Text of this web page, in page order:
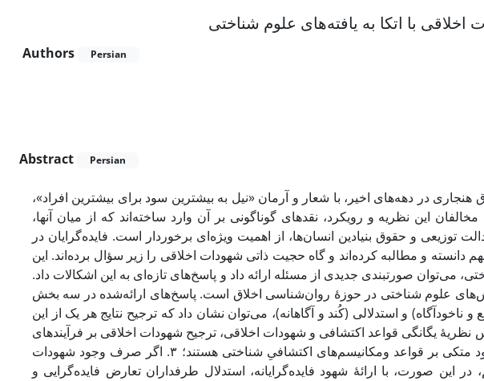
با اتکا به یافته‌های علوم شناختی
Authors Persian
Abstract
Persian
هنجاری در دهه‌های اخیر، با شعار و آرمان «نیل به بیشترین سود برای بیشترین افراد»،
این نظریه و رویکرد، نقدهای گوناگونی بر آن وارد ساخته‌اند که از میان آنها،
توزیعی و حقوق بنیادین انسان‌ها، از اهمیت ویژه‌ای برخوردار است. فایده‌گرایان در
دانسته و مطالبه کرده‌اند و گاه حجیت ذاتی شهودات اخلاقی را زیر سؤال برده‌اند. این
می‌توان صورتبندی جدیدی از مسئله ارائه داد و پاسخ‌های تازه‌ای به این اشکالات داد.
علوم‌ شناختی در حوزۀ روان‌شناسی اخلاق است. پاسخ‌های ارائه‌شده در سه بخش
شهودی (سریع و ناخودآگاه) و استدلالی (کُند و آگاهانه)، می‌توان نشان داد که ترجیح نتایج هر یک از این
دلیل مرجّح، ناموجّه خواهد بود؛ ۲. بر اساس نظریۀ‌ یگانگی قواعد اکتشافی و شهودات اخلاقی، ترجیح شهودات اخلاقی بر فرآیندهای
استدلالی، فاقد توجیه منطقی است؛ زیرا شهودات نیز خود متکی بر قواعد ومکانیسم‌های اکتشافیِ شناختی هستند؛ ۳. اگر صرف وجود شهودات
در این صورت، با ارائۀ شهود فایده‌گرایانه، استدلال طرفداران تعارض فایده‌گرایی و